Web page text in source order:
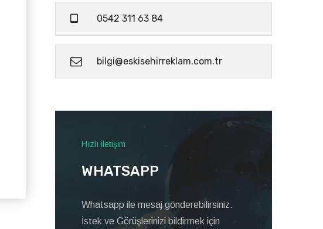
0542 311 63 84
bilgi@eskisehirreklam.com.tr
Hızlı iletişim
WHATSAPP
Whatsapp ile mesaj gönderebilirsiniz.
İstek ve Görüşlerinizi bildirmek için